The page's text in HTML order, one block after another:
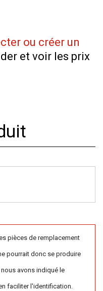
ou créer un
et voir les prix
pièces de remplacement
pourrait donc se produire
avons indiqué le
faciliter l'identification.